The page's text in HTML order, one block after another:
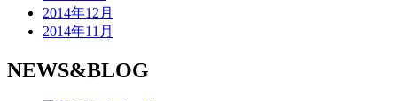
2014年12月
2014年11月
NEWS&BLOG